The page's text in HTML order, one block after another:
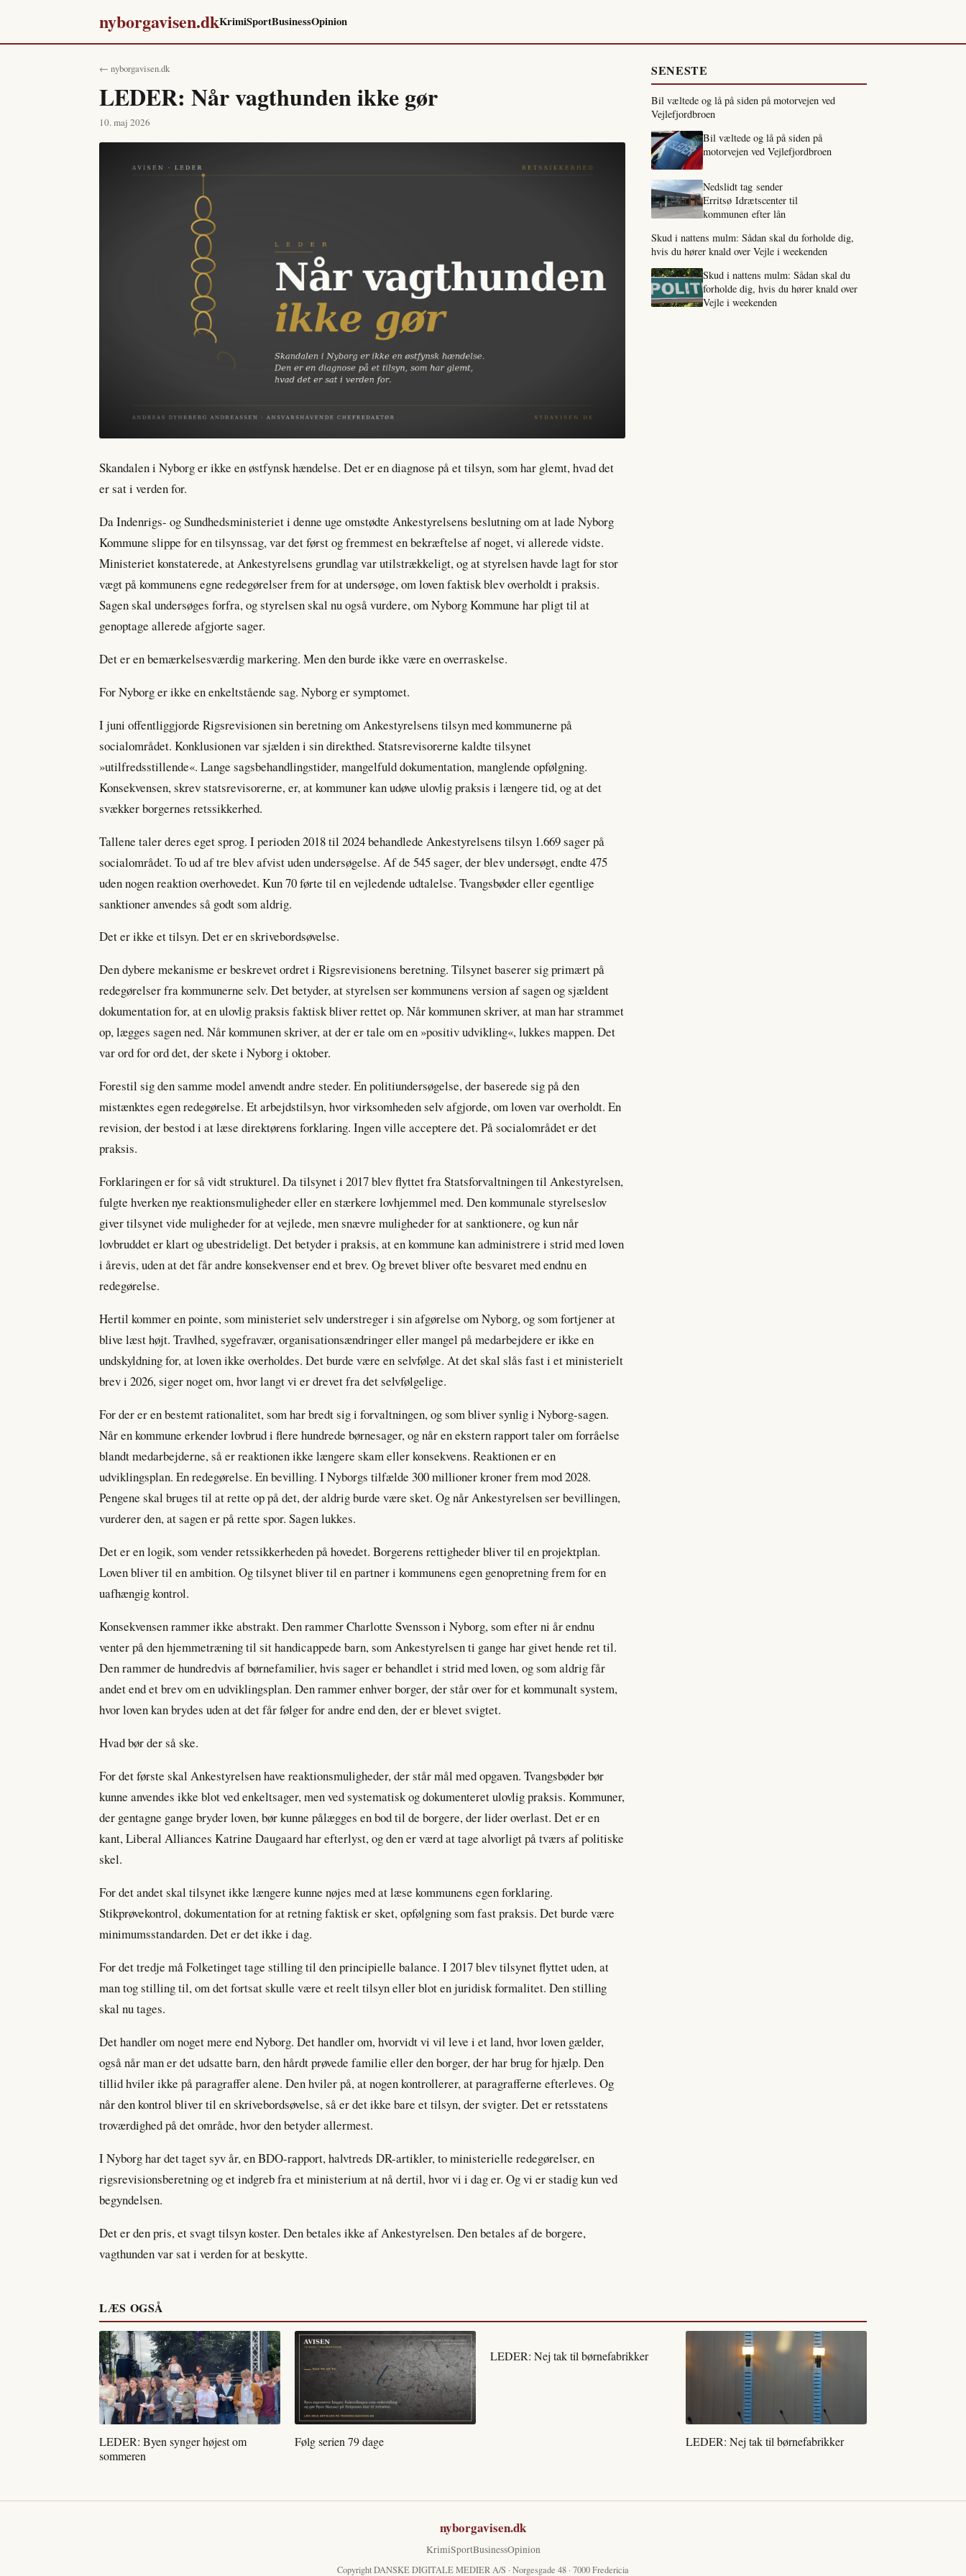
nyborgavisen.dkKrimiSportBusinessOpinion
← nyborgavisen.dk
LEDER: Når vagthunden ikke gør
10. maj 2026
Skandalen i Nyborg er ikke en østfynsk hændelse. Det er en diagnose på et tilsyn, som har glemt, hvad det
er sat i verden for.
Da Indenrigs- og Sundhedsministeriet i denne uge omstødte Ankestyrelsens beslutning om at lade Nyborg
Kommune slippe for en tilsynssag, var det først og fremmest en bekræftelse af noget, vi allerede vidste.
Ministeriet konstaterede, at Ankestyrelsens grundlag var utilstrækkeligt, og at styrelsen havde lagt for stor
vægt på kommunens egne redegørelser frem for at undersøge, om loven faktisk blev overholdt i praksis.
Sagen skal undersøges forfra, og styrelsen skal nu også vurdere, om Nyborg Kommune har pligt til at
genoptage allerede afgjorte sager.
Det er en bemærkelsesværdig markering. Men den burde ikke være en overraskelse.
For Nyborg er ikke en enkeltstående sag. Nyborg er symptomet.
I juni offentliggjorde Rigsrevisionen sin beretning om Ankestyrelsens tilsyn med kommunerne på
socialområdet. Konklusionen var sjælden i sin direkthed. Statsrevisorerne kaldte tilsynet
»utilfredsstillende«. Lange sagsbehandlingstider, mangelfuld dokumentation, manglende opfølgning.
Konsekvensen, skrev statsrevisorerne, er, at kommuner kan udøve ulovlig praksis i længere tid, og at det
svækker borgernes retssikkerhed.
Tallene taler deres eget sprog. I perioden 2018 til 2024 behandlede Ankestyrelsens tilsyn 1.669 sager på
socialområdet. To ud af tre blev afvist uden undersøgelse. Af de 545 sager, der blev undersøgt, endte 475
uden nogen reaktion overhovedet. Kun 70 førte til en vejledende udtalelse. Tvangsbøder eller egentlige
sanktioner anvendes så godt som aldrig.
Det er ikke et tilsyn. Det er en skrivebordsøvelse.
Den dybere mekanisme er beskrevet ordret i Rigsrevisionens beretning. Tilsynet baserer sig primært på
redegørelser fra kommunerne selv. Det betyder, at styrelsen ser kommunens version af sagen og sjældent
dokumentation for, at en ulovlig praksis faktisk bliver rettet op. Når kommunen skriver, at man har strammet
op, lægges sagen ned. Når kommunen skriver, at der er tale om en »positiv udvikling«, lukkes mappen. Det
var ord for ord det, der skete i Nyborg i oktober.
Forestil sig den samme model anvendt andre steder. En politiundersøgelse, der baserede sig på den
mistænktes egen redegørelse. Et arbejdstilsyn, hvor virksomheden selv afgjorde, om loven var overholdt. En
revision, der bestod i at læse direktørens forklaring. Ingen ville acceptere det. På socialområdet er det
praksis.
Forklaringen er for så vidt strukturel. Da tilsynet i 2017 blev flyttet fra Statsforvaltningen til Ankestyrelsen,
fulgte hverken nye reaktionsmuligheder eller en stærkere lovhjemmel med. Den kommunale styrelseslov
giver tilsynet vide muligheder for at vejlede, men snævre muligheder for at sanktionere, og kun når
lovbruddet er klart og ubestrideligt. Det betyder i praksis, at en kommune kan administrere i strid med loven
i årevis, uden at det får andre konsekvenser end et brev. Og brevet bliver ofte besvaret med endnu en
redegørelse.
Hertil kommer en pointe, som ministeriet selv understreger i sin afgørelse om Nyborg, og som fortjener at
blive læst højt. Travlhed, sygefravær, organisationsændringer eller mangel på medarbejdere er ikke en
undskyldning for, at loven ikke overholdes. Det burde være en selvfølge. At det skal slås fast i et ministerielt
brev i 2026, siger noget om, hvor langt vi er drevet fra det selvfølgelige.
For der er en bestemt rationalitet, som har bredt sig i forvaltningen, og som bliver synlig i Nyborg-sagen.
Når en kommune erkender lovbrud i flere hundrede børnesager, og når en ekstern rapport taler om forråelse
blandt medarbejderne, så er reaktionen ikke længere skam eller konsekvens. Reaktionen er en
udviklingsplan. En redegørelse. En bevilling. I Nyborgs tilfælde 300 millioner kroner frem mod 2028.
Pengene skal bruges til at rette op på det, der aldrig burde være sket. Og når Ankestyrelsen ser bevillingen,
vurderer den, at sagen er på rette spor. Sagen lukkes.
Det er en logik, som vender retssikkerheden på hovedet. Borgerens rettigheder bliver til en projektplan.
Loven bliver til en ambition. Og tilsynet bliver til en partner i kommunens egen genopretning frem for en
uafhængig kontrol.
Konsekvensen rammer ikke abstrakt. Den rammer Charlotte Svensson i Nyborg, som efter ni år endnu
venter på den hjemmetræning til sit handicappede barn, som Ankestyrelsen ti gange har givet hende ret til.
Den rammer de hundredvis af børnefamilier, hvis sager er behandlet i strid med loven, og som aldrig får
andet end et brev om en udviklingsplan. Den rammer enhver borger, der står over for et kommunalt system,
hvor loven kan brydes uden at det får følger for andre end den, der er blevet svigtet.
Hvad bør der så ske.
For det første skal Ankestyrelsen have reaktionsmuligheder, der står mål med opgaven. Tvangsbøder bør
kunne anvendes ikke blot ved enkeltsager, men ved systematisk og dokumenteret ulovlig praksis. Kommuner,
der gentagne gange bryder loven, bør kunne pålægges en bod til de borgere, der lider overlast. Det er en
kant, Liberal Alliances Katrine Daugaard har efterlyst, og den er værd at tage alvorligt på tværs af politiske
skel.
For det andet skal tilsynet ikke længere kunne nøjes med at læse kommunens egen forklaring.
Stikprøvekontrol, dokumentation for at retning faktisk er sket, opfølgning som fast praksis. Det burde være
minimumsstandarden. Det er det ikke i dag.
For det tredje må Folketinget tage stilling til den principielle balance. I 2017 blev tilsynet flyttet uden, at
man tog stilling til, om det fortsat skulle være et reelt tilsyn eller blot en juridisk formalitet. Den stilling
skal nu tages.
Det handler om noget mere end Nyborg. Det handler om, hvorvidt vi vil leve i et land, hvor loven gælder,
også når man er det udsatte barn, den hårdt prøvede familie eller den borger, der har brug for hjælp. Den
tillid hviler ikke på paragraffer alene. Den hviler på, at nogen kontrollerer, at paragrafferne efterleves. Og
når den kontrol bliver til en skrivebordsøvelse, så er det ikke bare et tilsyn, der svigter. Det er retsstatens
troværdighed på det område, hvor den betyder allermest.
I Nyborg har det taget syv år, en BDO-rapport, halvtreds DR-artikler, to ministerielle redegørelser, en
rigsrevisionsberetning og et indgreb fra et ministerium at nå dertil, hvor vi i dag er. Og vi er stadig kun ved
begyndelsen.
Det er den pris, et svagt tilsyn koster. Den betales ikke af Ankestyrelsen. Den betales af de borgere,
vagthunden var sat i verden for at beskytte.
SENESTE
Bil væltede og lå på siden på motorvejen ved
Vejlefjordbroen
Bil væltede og lå på siden på
motorvejen ved Vejlefjordbroen
Nedslidt tag sender
Erritsø Idrætscenter til
kommunen efter lån
Skud i nattens mulm: Sådan skal du forholde dig,
hvis du hører knald over Vejle i weekenden
Skud i nattens mulm: Sådan skal du
forholde dig, hvis du hører knald over
Vejle i weekenden
LÆS OGSÅ
LEDER: Byen synger højest om
sommeren
Følg serien 79 dage
LEDER: Nej tak til børnefabrikker
LEDER: Nej tak til børnefabrikker
nyborgavisen.dk
KrimiSportBusinessOpinion
Copyright DANSKE DIGITALE MEDIER A/S · Norgesgade 48 · 7000 Fredericia